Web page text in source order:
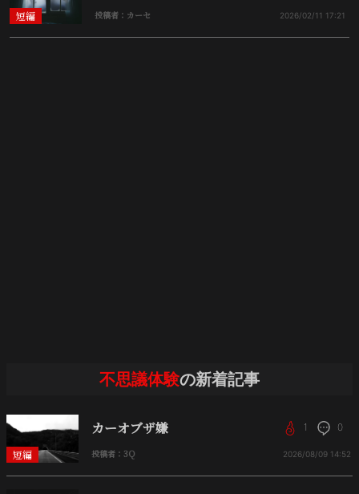
短編 投稿者：カーセ 2026/02/11 17:21
不思議体験の新着記事
短編
カーオブザ嫌
投稿者：3Q
1 0
2026/08/09 14:52